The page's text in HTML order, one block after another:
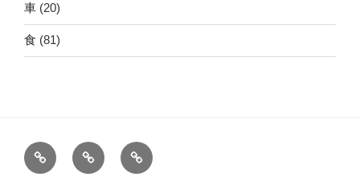
車 (20)
食 (81)
ホ
ー
運
営
こ
の